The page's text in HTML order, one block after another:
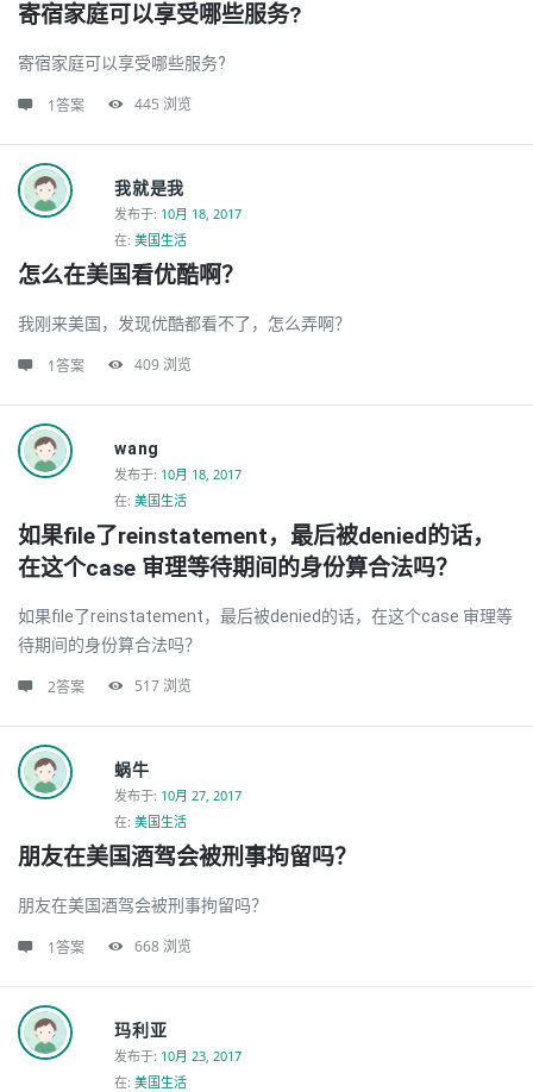
寄宿家庭可以享受哪些服务?
寄宿家庭可以享受哪些服务?
1答案 445 浏览
我就是我
发布于: 10月 18, 2017
在: 美国生活
怎么在美国看优酷啊？
我刚来美国，发现优酷都看不了，怎么弄啊？
1答案 409浏览
wang
发布于: 10月 18, 2017
在: 美国生活
如果file了reinstatement，最后被denied的话，
在这个case 审理等待期间的身份算合法吗？
如果file了reinstatement，最后被denied的话，在这个case 审理等
待期间的身份算合法吗？
2答案 517浏览
蜗牛
发布于: 10月 27, 2017
在: 美国生活
朋友在美国酒驾会被刑事拘留吗？
朋友在美国酒驾会被刑事拘留吗？
1答案 668浏览
玛利亚
发布于: 10月 23, 2017
在: 美国生活